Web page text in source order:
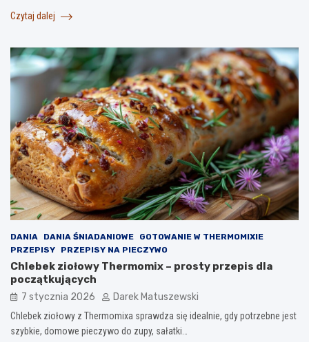
Czytaj dalej
DANIA DANIA ŚNIADANIOWE
GOTOWANIE W THERMOMIXIE
PRZEPISY
PRZEPISY NA PIECZYWO
Chlebek ziołowy Thermomix – prosty przepis dla
początkujących
7 stycznia 2026 Darek Matuszewski
Chlebek ziołowy z Thermomixa sprawdza się idealnie, gdy potrzebne jest
szybkie, domowe pieczywo do zupy, sałatki…